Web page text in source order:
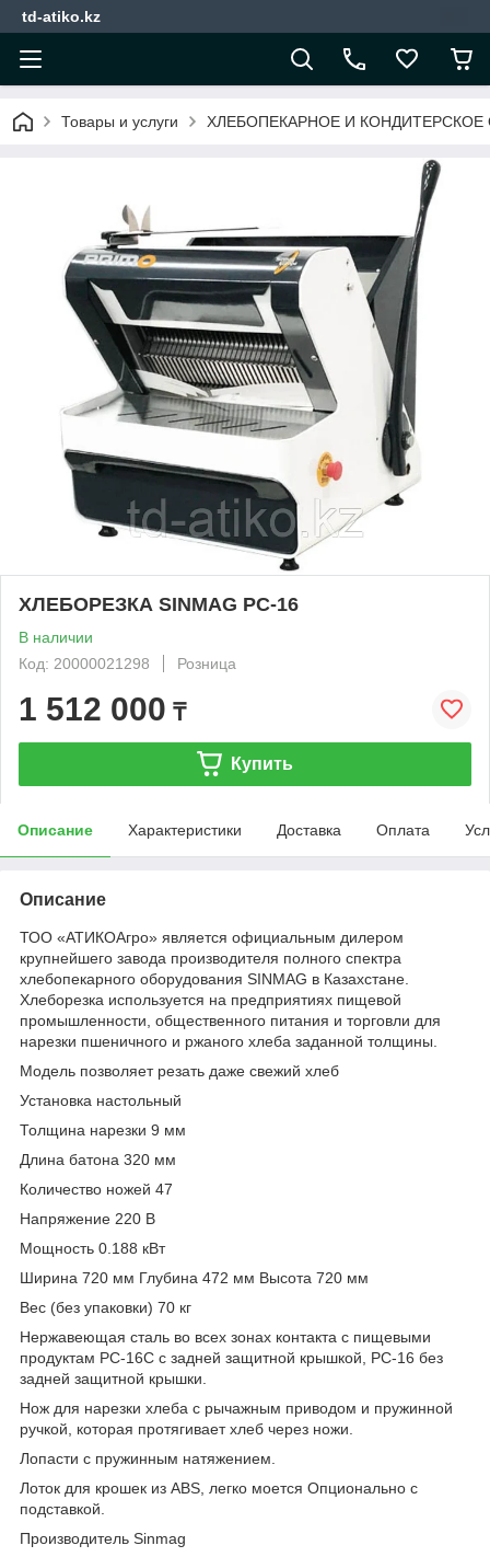
td-atiko.kz
Товары и услуги ХЛЕБОПЕКАРНОЕ И
ХЛЕБОРЕЗКА SINMAG PC-16
В наличии
Код: 20000021298
Розница
1 512 000 ₸
Купить
Описание Характеристики Доставка Оплата
Описание
ТОО «АТИКОАгро» является официальным дилером
крупнейшего завода производителя полного спектра
хлебопекарного оборудования SINMAG в Казахстане.
Хлеборезка используется на предприятиях пищевой
промышленности, общественного питания и торговли для
нарезки пшеничного и ржаного хлеба заданной толщины.
Модель позволяет резать даже свежий хлеб
Установка настольный
Толщина нарезки 9 мм
Длина батона 320 мм
Количество ножей 47
Напряжение 220 В
Мощность 0.188 кВт
Ширина 720 мм Глубина 472 мм Высота 720 мм
Вес (без упаковки) 70 кг
Нержавеющая сталь во всех зонах контакта с пищевыми
продуктам PC-16C с задней защитной крышкой, РC-16 без
задней защитной крышки.
Нож для нарезки хлеба с рычажным приводом и пружинной
ручкой, которая протягивает хлеб через ножи.
Лопасти с пружинным натяжением.
Лоток для крошек из ABS, легко моется Опционально с
подставкой.
Производитель Sinmag